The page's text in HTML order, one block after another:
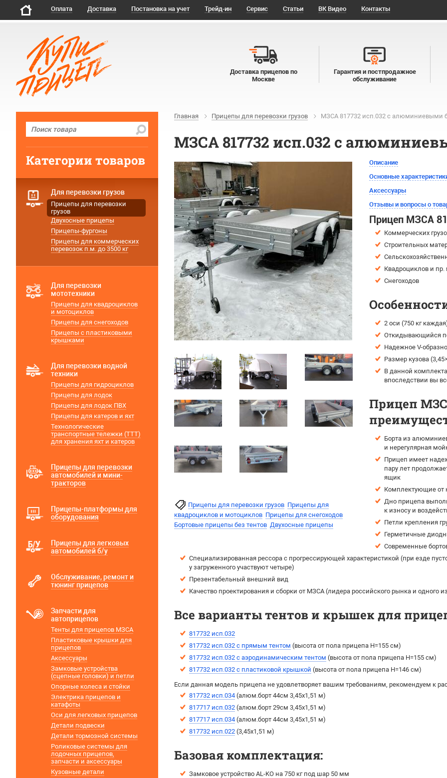
Оплата Доставка Постановка на учет Трейд-ин Сервис Статьи ВК Видео Контакты
Доставка прицепов по
Москве
Гарантия и постпродажное
обслуживание
Главная Прицепы для перевозки грузов МЗСА 817732 исп.032 с алюминиевыми
МЗСА 817732 исп.032 с
Прицепы для перевозки грузов Прицепы для
квадроциклов и мотоциклов Прицепы для снегоходов
Бортовые прицепы без тентов Двухосные прицепы
Описание
Основные
Аксессуары
Отзывы и вопросы о
Прицеп МЗСА
Коммерческих
Строительных
Квадроциклов и пр.
Снегоходов
2 оси (750 кг
Откидывающийся
Надежное V-
Размер кузова
В данной
впоследствии вы
Прицеп
Борта из
и нерегулярная
Прицеп имеет
пару лет
ящик
Комплектующие от
Дно прицепа
к износу и
Петли крепления
Герметичные
Современные
Специализированная рессора с прогрессирующей характеристикой (при езде
у загруженного участвуют четыре)
Презентабельный внешний вид
Качество проектирования и сборки от МЗСА (лидера российского рынка и одного
Все варианты тентов и крышек для
817732 исп.032
817732 исп.032 с прямым тентом (выcота от пола прицепа H=155 см)
817732 исп.032 с аэродинамическим тентом (выcота от пола прицепа H=155 см)
817732 исп.032 с пластиковой крышкой (высота от пола прицепа H=146 см)
Если данная модель прицепа не удовлетворяет вашим требованиям, рекомендуем к
817732 исп.034 (алюм.борт 44см 3,45х1,51 м)
817717 исп.032 (алюм.борт 29см 3,45х1,51 м)
817717 исп.034 (алюм.борт 44см 3,45х1,51 м)
817732 исп.022 (3,45х1,51 м)
Базовая комплектация:
Замковое устройство AL-KO на 750 кг под шар 50 мм
Категории товаров
Для перевозки грузов
Прицепы для перевозки
грузов
Двухосные прицепы
Прицепы-фургоны
Прицепы для коммерческих
перевозок п.м. до 3500 кг
Для перевозки
мототехники
Прицепы для квадроциклов
и мотоциклов
Прицепы для снегоходов
Прицепы с пластиковыми
крышками
Для перевозки водной
техники
Прицепы для гидроциклов
Прицепы для лодок
Прицепы для лодок ПВХ
Прицепы для катеров и яхт
Технологические
транспортные тележки (ТТТ)
для хранения яхт и катеров
Прицепы для перевозки
автомобилей и мини-
тракторов
Прицепы-платформы для
оборудования
Прицепы для легковых
автомобилей б/у
Обслуживание, ремонт и
тюнинг прицепов
Запчасти для
автоприцепов
Тенты для прицепов МЗСА
Пластиковые крышки для
прицепов
Аксессуары
Замковые устройства
(сцепные головки) и петли
Опорные колеса и стойки
Электрика прицепов и
катафоты
Оси для легковых прицепов
Детали подвески
Детали тормозной системы
Роликовые системы для
лодочных прицепов,
запчасти и аксессуары
Кузовные детали